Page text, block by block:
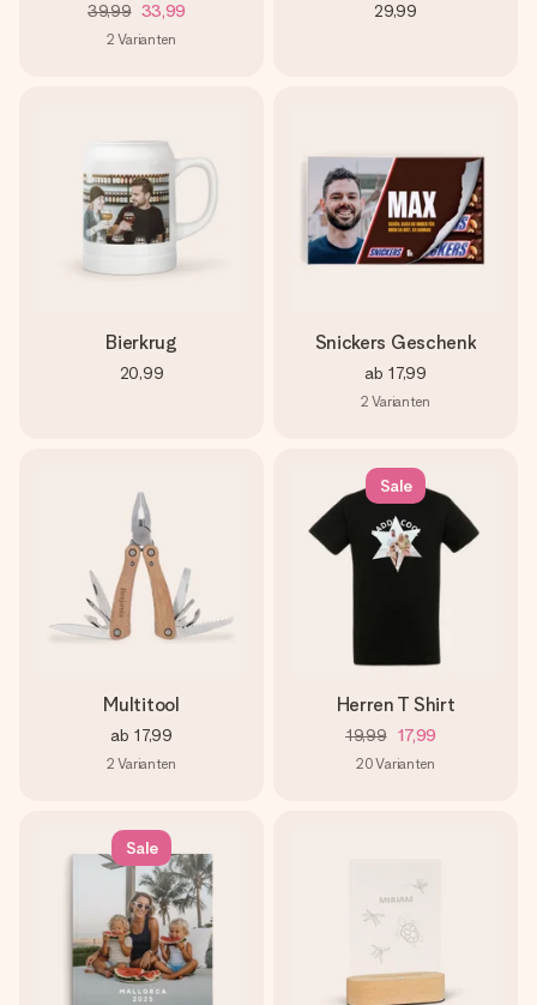
39,99 33,99
2 Varianten
29,99
Bierkrug
20,99
Snickers Geschenk
ab 17,99
2 Varianten
Multitool
ab 17,99
2 Varianten
Sale
Herren T Shirt
19,99 17,99
20Varianten
Sale